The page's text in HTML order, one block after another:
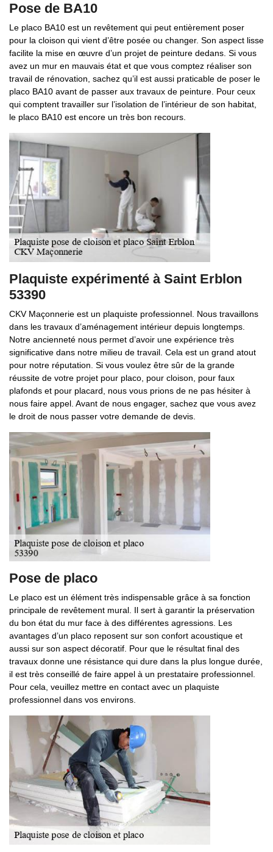
Pose de BA10
Le placo BA10 est un revêtement qui peut entièrement poser
pour la cloison qui vient d’être posée ou changer. Son aspect lisse
facilite la mise en œuvre d’un projet de peinture dedans. Si vous
avez un mur en mauvais état et que vous comptez réaliser son
travail de rénovation, sachez qu’il est aussi praticable de poser le
placo BA10 avant de passer aux travaux de peinture. Pour ceux
qui comptent travailler sur l’isolation de l’intérieur de son habitat,
le placo BA10 est encore un très bon recours.
Plaquiste expérimenté à Saint Erblon
53390
CKV Maçonnerie est un plaquiste professionnel. Nous travaillons
dans les travaux d’aménagement intérieur depuis longtemps.
Notre ancienneté nous permet d’avoir une expérience très
significative dans notre milieu de travail. Cela est un grand atout
pour notre réputation. Si vous voulez être sûr de la grande
réussite de votre projet pour placo, pour cloison, pour faux
plafonds et pour placard, nous vous prions de ne pas hésiter à
nous faire appel. Avant de nous engager, sachez que vous avez
le droit de nous passer votre demande de devis.
Pose de placo
Le placo est un élément très indispensable grâce à sa fonction
principale de revêtement mural. Il sert à garantir la préservation
du bon état du mur face à des différentes agressions. Les
avantages d’un placo reposent sur son confort acoustique et
aussi sur son aspect décoratif. Pour que le résultat final des
travaux donne une résistance qui dure dans la plus longue durée,
il est très conseillé de faire appel à un prestataire professionnel.
Pour cela, veuillez mettre en contact avec un plaquiste
professionnel dans vos environs.